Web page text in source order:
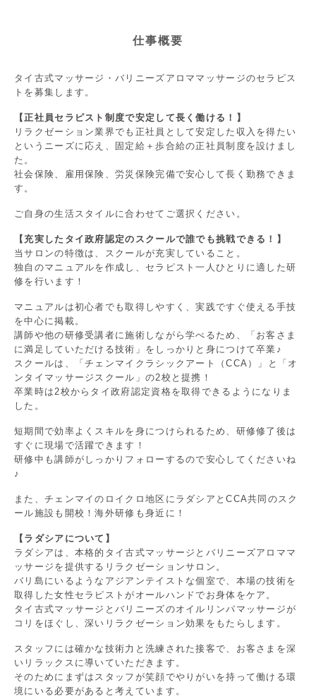
仕事概要
タイ古式マッサージ・バリニーズアロママッサージのセラピス
トを募集します。
【正社員セラピスト制度で安定して長く働ける！】
リラクゼーション業界でも正社員として安定した収入を得たい
というニーズに応え、固定給＋歩合給の正社員制度を設けまし
た。
社会保険、雇用保険、労災保険完備で安心して長く勤務できま
す。
ご自身の生活スタイルに合わせてご選択ください。
【充実したタイ政府認定のスクールで誰でも挑戦できる！】
当サロンの特徴は、スクールが充実していること。
独自のマニュアルを作成し、セラピスト一人ひとりに適した研
修を行います！
マニュアルは初心者でも取得しやすく、実践ですぐ使える手技
を中心に掲載。
講師や他の研修受講者に施術しながら学べるため、「お客さま
に満足していただける技術」をしっかりと身につけて卒業♪
スクールは、「チェンマイクラシックアート（CCA）」と「オ
ンタイマッサージスクール」の2校と提携！
卒業時は2校からタイ政府認定資格を取得できるようになりま
した。
短期間で効率よくスキルを身につけられるため、研修修了後は
すぐに現場で活躍できます！
研修中も講師がしっかりフォローするので安心してくださいね
♪
また、チェンマイのロイクロ地区にラダシアとCCA共同のスク
ール施設も開校！海外研修も身近に！
【ラダシアについて】
ラダシアは、本格的タイ古式マッサージとバリニーズアロママ
ッサージを提供するリラクゼーションサロン。
バリ島にいるようなアジアンテイストな個室で、本場の技術を
取得した女性セラピストがオールハンドでお身体をケア。
タイ古式マッサージとバリニーズのオイルリンパマッサージが
コリをほぐし、深いリラクゼーション効果をもたらします。
スタッフには確かな技術力と洗練された接客で、お客さまを深
いリラックスに導いていただきます。
そのためにまずはスタッフが笑顔でやりがいを持って働ける環
境にいる必要があると考えています。